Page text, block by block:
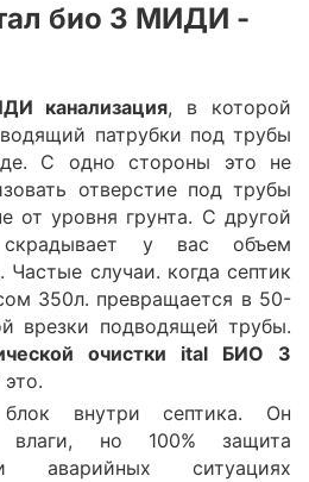
био 3 МИДИ -
канализация, в которой
патрубки под трубы
С одно стороны это не
отверстие под трубы
от уровня грунта. С другой
у вас объем
Частые случаи. когда септик
350л. превращается в 50-
врезки подводящей трубы.
очистки ital БИО 3
блок внутри септика. Он
влаги, но 100% защита
аварийных ситуациях